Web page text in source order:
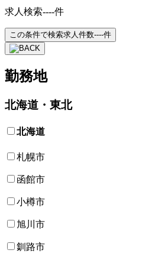
求人検索----件
この条件で検索求人件数----件
勤務地
北海道・東北
北海道
札幌市
函館市
小樽市
旭川市
釧路市